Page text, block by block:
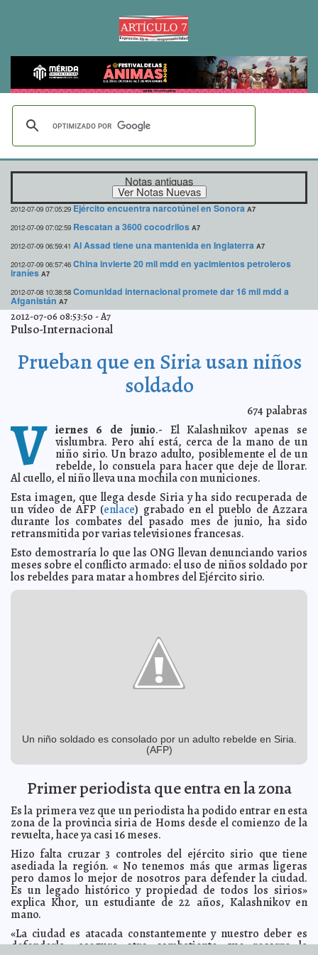
Notas antiguas
2012-07-09 07:05:29 Ejército encuentra narcotúnel en Sonora A7
2012-07-09 07:02:59 Rescatan a 3600 cocodrilos A7
2012-07-09 06:59:41 Al Assad tiene una mantenida en Inglaterra A7
2012-07-09 06:57:46 China invierte 20 mil mdd en yacimientos petroleros
iraníes A7
2012-07-08 10:38:58 Comunidad internacional promete dar 16 mil mdd a
Afganistán A7
2012-07-08 10:36:16 Merkel y Hollande conmemoran reconciliación franco-
alemana A7
pensaba A7
Director de los Museos Vaticanos duda que los dibujos
Oliver Stone y Salma Hayek, a favor de la marihuana
2012-07-08 10:23:31 Desarticulan banda de falsificadores de obras
maestras A7
2012-07-08 10:21:37 Don Francisco cumple 50 años en 'Sábado gigante' A7
2012-07-08 10:20:35 'Nuestro móvil son los hijos': Vicente del Bosque
2012-07-08 10:17:09 Veneno de escorpión cubano para tratar el cáncer
2012-07-08 10:16:19 Nuevo rey de las Galápagos tiene 800 hijos A7
Convoca Huacho Díaz a luchar por la legalidad
Barrera Fernandez
2012-07-07 09:56:08 Test doméstico para detectar VIH A7
2012-07-07 09:46:47 Mexicanos diseñaron balón inteligente A7
Ejército de EE. UU. construye isla
Presidente africano califica a W. Bush de colonialista y
Conoce a Obama y muereA7
2012-07-07 07:21:57 Estudiantes sinaloenses lanzan microsatélite A7
2012-07-06 17:00:00 Rolando: el derroche y el gabinete Guardiano Delatorre S.J.
2012-07-06 16:17:03 Fortalecen infraestructura científica para desarrollo de
productos tropicales de alta demanda comercial A7
2012-07-06 16:12:57 SECTUR y SCT ponen en marcha el operativo
Vacaciones de Verano 2012 A7
2012-07-06 15:59:40 La era del hielo 4: Los pedazos de una franquicia
Federico Wilder
2012-07-06 13:41:22 Renán Barrera, ya es alcalde de Mérida Lois Izquierdo
2012-07-06 10:17:00 Fomenta Sedesol la equidad e igualdad de género
entre sus trabajadores y beneficiariosGuillermo Barrera Fernandez
2012-07-06 09:43:02 Elijah King estrena Voy en Camino
2012-07-06 09:02:33 FIFA aprueba tecnología para determinar goles A7
2012-07-06 08:53:50 -A7
Pulso-Internacional
Prueban que en Siria usan niños
soldado
674palabras
V iernes 6 de junio.- El Kalashnikov apenas se
vislumbra. Pero ahí está, cerca de la mano de un
niño sirio. Un brazo adulto, posiblemente el de un
rebelde, lo consuela para hacer que deje de llorar.
Al cuello, el niño lleva una mochila con municiones.
Esta imagen, que llega desde Siria y ha sido recuperada de
un vídeo de AFP (enlace) grabado en el pueblo de Azzara
durante los combates del pasado mes de junio, ha sido
retransmitida por varias televisiones francesas.
Esto demostraría lo que las ONG llevan denunciando varios
meses sobre el conflicto armado: el uso de niños soldado por
los rebeldes para matar a hombres del Ejército sirio.
Un niño soldado es consolado por un adulto rebelde en Siria.
(AFP)
Primer periodista que entra en la zona
Es la primera vez que un periodista ha podido entrar en esta
zona de la provincia siria de Homs desde el comienzo de la
revuelta, hace ya casi 16 meses.
Hizo falta cruzar 3 controles del ejército sirio que tiene
asediada la región. « No tenemos más que armas ligeras
pero damos lo mejor de nosotros para defender la ciudad.
Es un legado histórico y propiedad de todos los sirios»
explica Khor, un estudiante de 22 años, Kalashnikov en
mano.
«La ciudad es atacada constantemente y nuestro deber es
defenderla» asegura otro combatiente que recorre la